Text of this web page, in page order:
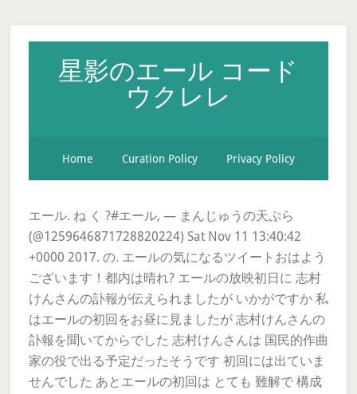
星影のエール コード
ウクレレ
Home Curation Policy Privacy Policy
エール. ね く ?#エール, — まんじゅうの天ぷら
(@1259646871728820224) Sat Nov 11 13:40:42
+0000 2017. の. エールの気になるツイートおはよう
ございます！都内は晴れ? エールの放映初日に 志村
けんさんの訃報が伝えられましたが いかがですか 私
はエールの初回をお昼に見ましたが 志村けんさんの
訃報を聞いてからでした 志村けんさんは 国民的作曲
家の役で出る予定だったそうです 初回には出ていま
せんでした あとエールの初回は とても 難解で 構成